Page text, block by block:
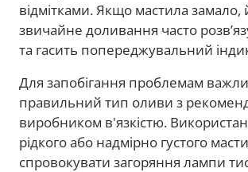
відмітками. Якщо мастила замало,
звичайне доливання часто
та гасить попереджувальний
Для запобігання проблемам
правильний тип оливи з
виробником в'язкістю.
рідкого або надмірно густого
спровокувати загоряння лампи